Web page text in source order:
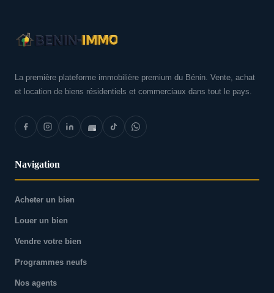
La première plateforme immobilière premium du Bénin. Vente, achat
et location de biens résidentiels et commerciaux dans tout le pays.
Navigation
Acheter un bien
Louer un bien
Vendre votre bien
Programmes neufs
Nos agents